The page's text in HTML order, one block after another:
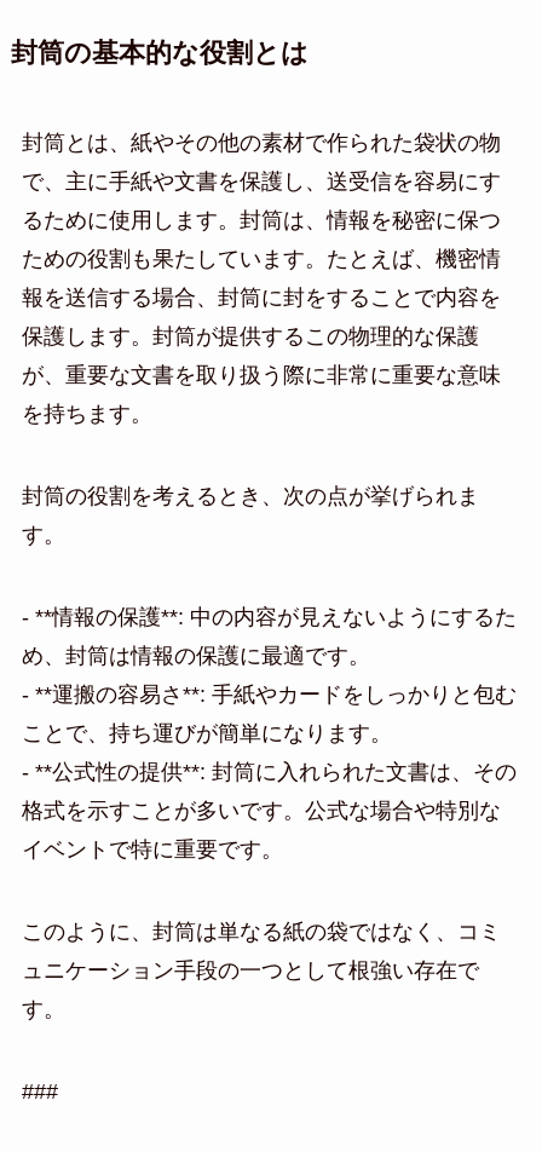
封筒の基本的な役割とは
封筒とは、紙やその他の素材で作られた袋状の物
で、主に手紙や文書を保護し、送受信を容易にす
るために使用します。封筒は、情報を秘密に保つ
ための役割も果たしています。たとえば、機密情
報を送信する場合、封筒に封をすることで内容を
保護します。封筒が提供するこの物理的な保護
が、重要な文書を取り扱う際に非常に重要な意味
を持ちます。
封筒の役割を考えるとき、次の点が挙げられま
す。
- **情報の保護**: 中の内容が見えないようにするた
め、封筒は情報の保護に最適です。
- **運搬の容易さ**: 手紙やカードをしっかりと包む
ことで、持ち運びが簡単になります。
- **公式性の提供**: 封筒に入れられた文書は、その
格式を示すことが多いです。公式な場合や特別な
イベントで特に重要です。
このように、封筒は単なる紙の袋ではなく、コミ
ュニケーション手段の一つとして根強い存在で
す。
###